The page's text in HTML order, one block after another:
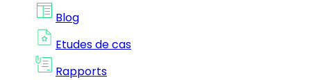
Blog
Etudes de cas
Rapports